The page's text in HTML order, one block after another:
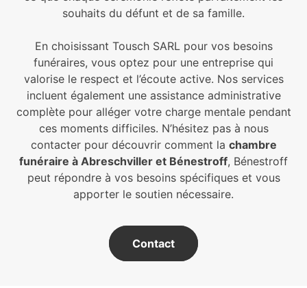
souhaits du défunt et de sa famille.
En choisissant Tousch SARL pour vos besoins
funéraires, vous optez pour une entreprise qui
valorise le respect et l’écoute active. Nos services
incluent également une assistance administrative
complète pour alléger votre charge mentale pendant
ces moments difficiles. N’hésitez pas à nous
contacter pour découvrir comment la chambre
funéraire à Abreschviller et Bénestroff, Bénestroff
peut répondre à vos besoins spécifiques et vous
apporter le soutien nécessaire.
Contact